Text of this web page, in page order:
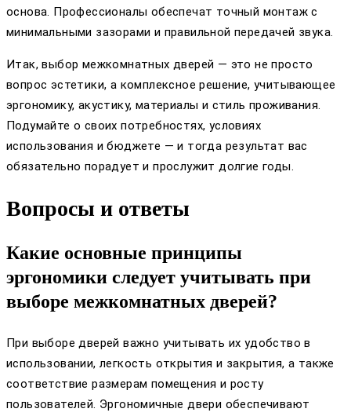
основа. Профессионалы обеспечат точный монтаж с
минимальными зазорами и правильной передачей звука.
Итак, выбор межкомнатных дверей — это не просто
вопрос эстетики, а комплексное решение, учитывающее
эргономику, акустику, материалы и стиль проживания.
Подумайте о своих потребностях, условиях
использования и бюджете — и тогда результат вас
обязательно порадует и прослужит долгие годы.
Вопросы и ответы
Какие основные принципы
эргономики следует учитывать при
выборе межкомнатных дверей?
При выборе дверей важно учитывать их удобство в
использовании, легкость открытия и закрытия, а также
соответствие размерам помещения и росту
пользователей. Эргономичные двери обеспечивают